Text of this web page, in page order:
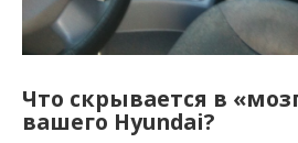
Что скрывается в
вашего Hyundai?